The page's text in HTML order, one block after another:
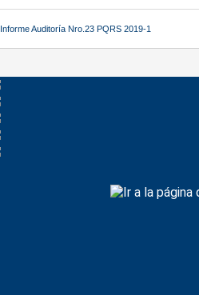
Informe Auditoría Nro.23 PQRS 2019-1